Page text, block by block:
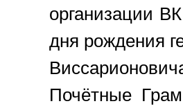
организации
дня рождения
Почётные